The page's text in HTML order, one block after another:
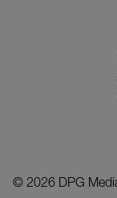
© 2026 DPG